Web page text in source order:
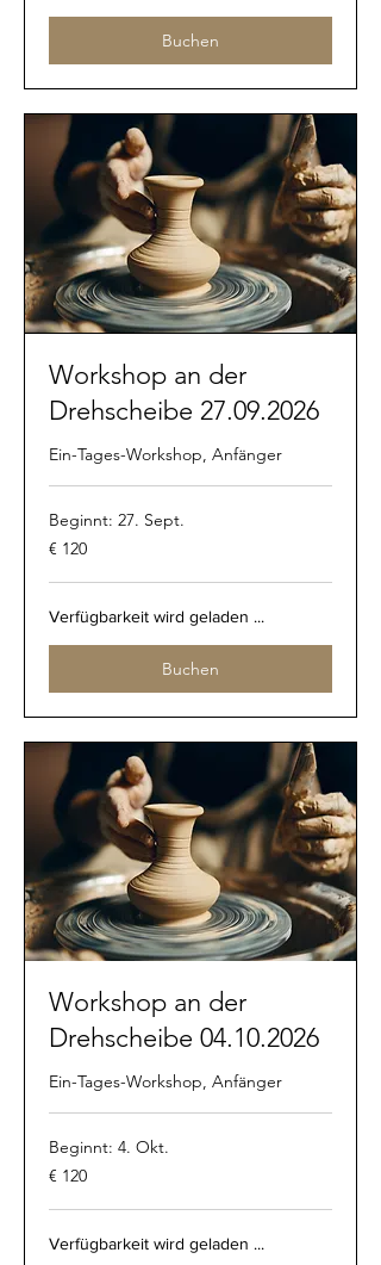
Buchen
Workshop an der
Drehscheibe 27.09.2026
Ein-Tages-Workshop, Anfänger
Beginnt: 27. Sept.
120
Euro
€ 120
Verfügbarkeit wird geladen ...
Buchen
Workshop an der
Drehscheibe 04.10.2026
Ein-Tages-Workshop, Anfänger
Beginnt: 4. Okt.
120
Euro
€ 120
Verfügbarkeit wird geladen ...